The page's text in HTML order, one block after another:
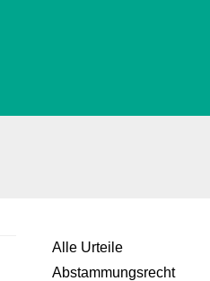
Alle Urteile
Abstammungsrecht